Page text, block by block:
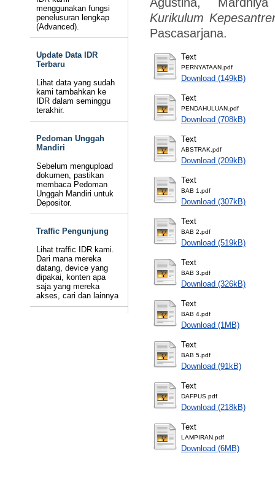
menggunakan fungsi
penelusuran lengkap
(Advanced).
Update Data IDR
Terbaru
Lihat data yang sudah
kami tambahkan ke
IDR dalam seminggu
terakhir.
Pedoman Unggah
Mandiri
Sebelum mengupload
dokumen, pastikan
membaca Pedoman
Unggah Mandiri untuk
Depositor.
Traffic Pengunjung
Lihat traffic IDR kami.
Dari mana mereka
datang, device yang
dipakai, konten apa
saja yang mereka
akses, cari dan lainnya
Kurikulum
Pascasarjana.
Text
PERNYATAAN.pdf
Download (149kB)
Text
PENDAHULUAN.pdf
Download (708kB)
Text
ABSTRAK.pdf
Download (209kB)
Text
BAB 1.pdf
Download (307kB)
Text
BAB 2.pdf
Download (519kB)
Text
BAB 3.pdf
Download (326kB)
Text
BAB 4.pdf
Download (1MB)
Text
BAB 5.pdf
Download (91kB)
Text
DAFPUS.pdf
Download (218kB)
Text
LAMPIRAN.pdf
Download (6MB)